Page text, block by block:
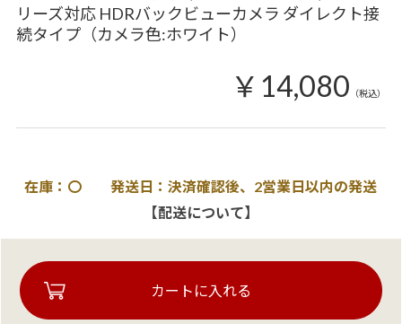
リーズ対応 HDRバックビューカメラ ダイレクト接
続タイプ（カメラ色:ホワイト）
￥14,080 （税込）
在庫：〇 発送日：決済確認後、2営業日以内の発送
【配送について】